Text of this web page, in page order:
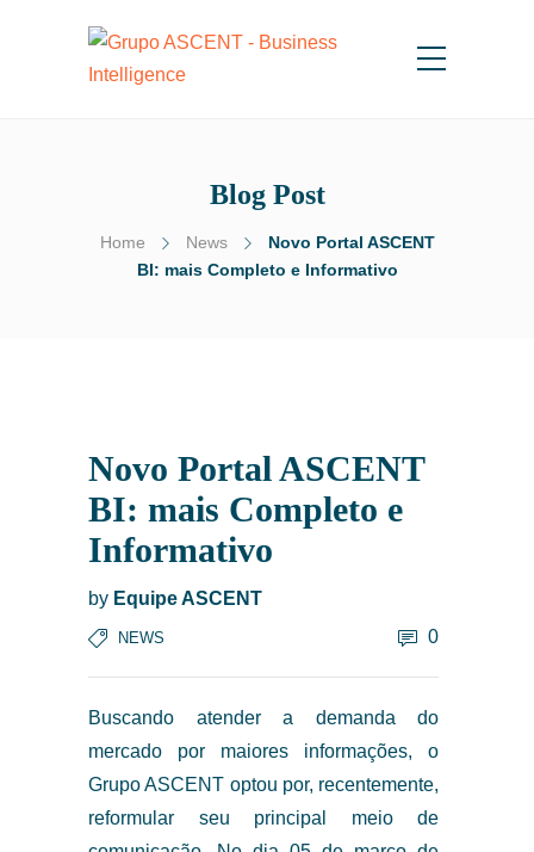
Blog Post
Home News
Novo Portal ASCENT
BI: mais Completo e Informativo
Novo Portal ASCENT
BI: mais Completo e
Informativo
by Equipe ASCENT
NEWS 0
Buscando atender a demanda do
mercado por maiores informações, o
Grupo ASCENT optou por, recentemente,
reformular seu principal meio de